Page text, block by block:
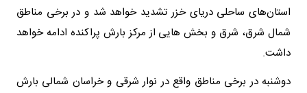
استان‌های ساحلی دریای خزر تشدید خواهد شد و در برخی مناطق
شمال شرق، شرق و بخش هایی از مرکز بارش پراکنده ادامه خواهد
داشت.
دوشنبه در برخی مناطق واقع در نوار شرقی و خراسان شمالی بارش